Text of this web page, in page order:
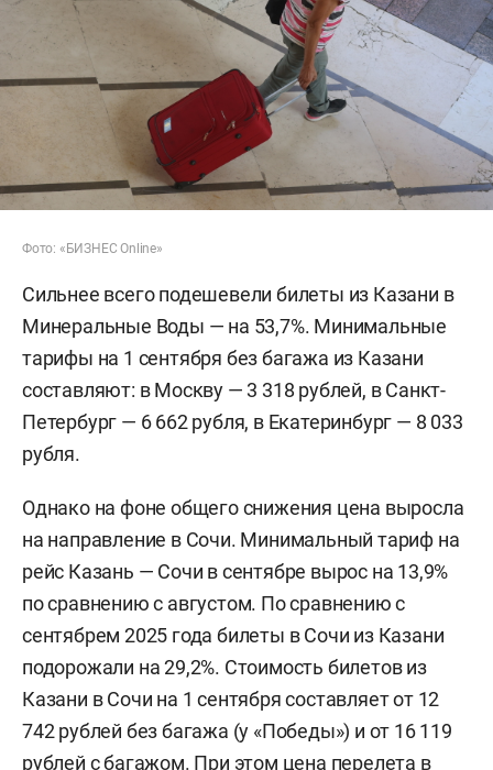
Фото: «БИЗНЕС Online»
Сильнее всего подешевели билеты из Казани в
Минеральные Воды — на 53,7%. Минимальные
тарифы на 1 сентября без багажа из Казани
составляют: в Москву — 3 318 рублей, в Санкт-
Петербург — 6 662 рубля, в Екатеринбург — 8 033
рубля.
Однако на фоне общего снижения цена выросла
на направление в Сочи. Минимальный тариф на
рейс Казань — Сочи в сентябре вырос на 13,9%
по сравнению с августом. По сравнению с
сентябрем 2025 года билеты в Сочи из Казани
подорожали на 29,2%. Стоимость билетов из
Казани в Сочи на 1 сентября составляет от 12
742 рублей без багажа (у «Победы») и от 16 119
рублей с багажом. При этом цена перелета в